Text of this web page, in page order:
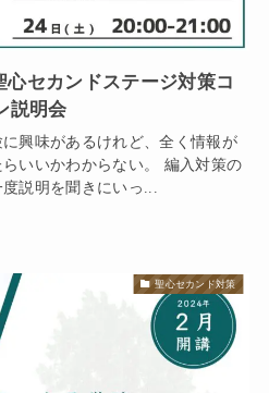
セカンドステージ対策コ
説明会
興味があるけれど、全く情報が
いいかわからない。 編入対策の
説明を聞きにいっ...
聖心セカンド対策